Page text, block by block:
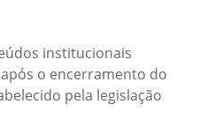
institucionais
o encerramento do
pela legislação